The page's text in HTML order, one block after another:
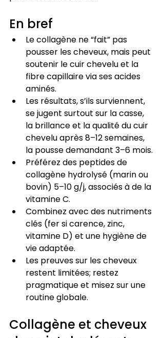
En bref
Le collagène ne “fait” pas
pousser les cheveux, mais peut
soutenir le cuir chevelu et la
fibre capillaire via ses acides
aminés.
Les résultats, s’ils surviennent,
se jugent surtout sur la casse,
la brillance et la qualité du cuir
chevelu après 8–12 semaines,
la pousse demandant 3–6 mois.
Préférez des peptides de
collagène hydrolysé (marin ou
bovin) 5–10 g/j, associés à de la
vitamine C.
Combinez avec des nutriments
clés (fer si carence, zinc,
vitamine D) et une hygiène de
vie adaptée.
Les preuves sur les cheveux
restent limitées; restez
pragmatique et misez sur une
routine globale.
Collagène et cheveux